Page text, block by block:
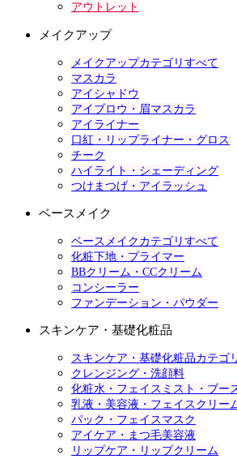
アウトレット
メイクアップ
メイクアップカテゴリすべて
マスカラ
アイシャドウ
アイブロウ・眉マスカラ
アイライナー
口紅・リップライナー・グロス
チーク
ハイライト・シェーディング
つけまつげ・アイラッシュ
ベースメイク
ベースメイクカテゴリすべて
化粧下地・プライマー
BBクリーム・CCクリーム
コンシーラー
ファンデーション・パウダー
スキンケア・基礎化粧品
スキンケア・基礎化粧品カテゴ
クレンジング・洗顔料
化粧水・フェイスミスト・ブー
乳液・美容液・フェイスクリー
パック・フェイスマスク
アイケア・まつ毛美容液
リップケア・リップクリーム